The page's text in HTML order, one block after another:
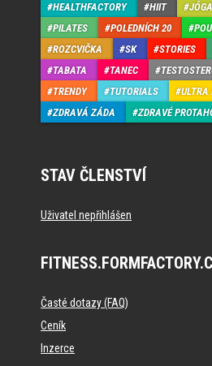
HEALTHFACTORY
HIIT JÓGA
PILATES
POLEDNÍCH 20
ROZCVIČKA
SK STORIES
TABATA
TANEC
TRENDY
TUTORIALS ULTRA
ZDRAVÁ ZÁDA
ZDRAVÉ
STAV ČLENSTVÍ
Uživatel nepřihlášen
Časté dotazy (FAQ)
Ceník
Inzerce